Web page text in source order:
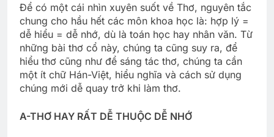
Để có một cái nhìn xuyên suốt về Thơ, nguyên tắc
chung cho hầu hết các môn khoa học là: hợp lý =
dễ hiểu = dễ nhớ, dù là toán học hay nhân văn. Từ
những bài thơ cổ này, chúng ta cũng suy ra, để
hiểu thơ cũng như để sáng tác thơ, chúng ta cần
một ít chữ Hán-Việt, hiểu nghĩa và cách sử dụng
chúng mới dễ quay trở khi làm thơ.
A-THƠ HAY RẤT DỄ THUỘC DỄ NHỚ